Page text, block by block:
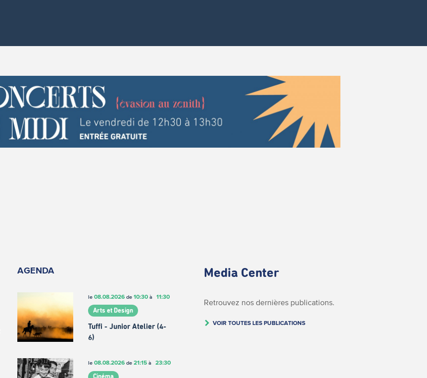
AGENDA
le 08.08.2026de 10:30à 11:30
Arts et Design
Tuffi - Junior Atelier (4-
6)
le 08.08.2026de 21:15à 23:30
Media Center
Retrouvez nos dernières publications.
VOIR TOUTES LES PUBLICATIONS